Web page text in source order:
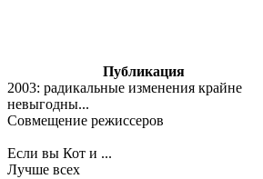
Публикация
2003: радикальные изменения крайне
невыгодны...
Совмещение режиссеров
Если вы Кот и ...
Лучше всех